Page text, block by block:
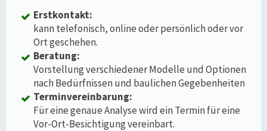
Erstkontakt:
kann telefonisch, online oder persönlich oder vor
Ort geschehen.
Beratung:
Vorstellung verschiedener Modelle und Optionen
nach Bedürfnissen und baulichen Gegebenheiten
Terminvereinbarung:
Für eine genaue Analyse wird ein Termin für eine
Vor-Ort-Besichtigung vereinbart.